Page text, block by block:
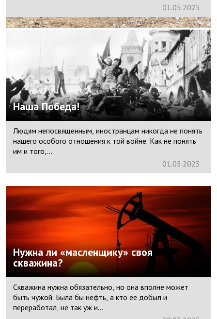
01.05.2025
Наша Победа!
Людям непосвященным, иностранцам никогда не понять
нашего особого отношения к той войне. Как не понять
им и того,...
01.05.2025
Нужна ли «масленщику» своя
скважина?
Скважина нужна обязательно, но она вполне может
быть чужой. Была бы нефть, а кто ее добыл и
переработал, не так уж и...